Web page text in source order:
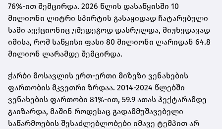
76%-ით შემცირდა. 2026 წლის დასაწყისში 10
მილიონი ლიტრი სპირტის გასაყიდად ჩატარებული
სამი აუქციონიც უშედეგოდ დასრულდა, მიუხედავად
იმისა, რომ საწყისი ფასი 80 მილიონი ლარიდან 64.8
მილიონ ლარამდე შემცირდა.
ჭარბი მოსავლის ერთ-ერთი მიზეზი ვენახების
ფართობის მკვეთრი ზრდაა. 2014-2024 წლებში
ვენახების ფართობი 81%-ით, 59.9 ათას ჰექტარამდე
გაიზარდა, მაშინ როდესაც გადამმუშავებელი
საწარმოების შესაძლებლობები იმავე ტემპით არ